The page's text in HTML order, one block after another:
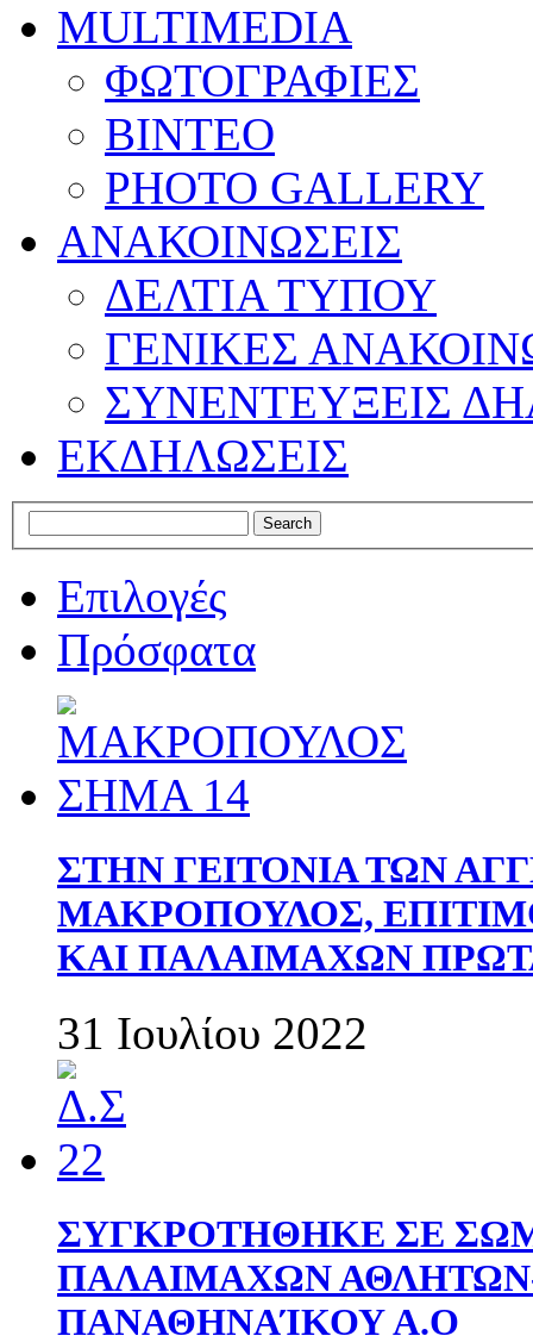
MULTIMEDIA
ΦΩΤΟΓΡΑΦΙΕΣ
ΒΙΝΤΕΟ
PHOTO GALLERY
ΑΝΑΚΟΙΝΩΣΕΙΣ
ΔΕΛΤΙΑ ΤΥΠΟΥ
ΓΕΝΙΚΕΣ
ΣΥΝΕΝΤΕΥΞΕΙΣ
ΕΚΔΗΛΩΣΕΙΣ
Επιλογές
Πρόσφατα
ΣΤΗΝ ΓΕΙΤΟΝΙΑ ΤΩΝ
ΜΑΚΡΟΠΟΥΛΟΣ,
ΚΑΙ ΠΑΛΑΙΜΑΧΩΝ
31 Ιουλίου 2022
ΣΥΓΚΡΟΤΗΘΗΚΕ ΣΕ
ΠΑΛΑΙΜΑΧΩΝ
ΠΑΝΑΘΗΝΑΊΚΟΥ Α.Ο